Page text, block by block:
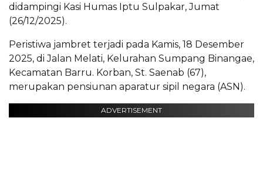
didampingi Kasi Humas Iptu Sulpakar, Jumat
(26/12/2025).
Peristiwa jambret terjadi pada Kamis, 18 Desember
2025, di Jalan Melati, Kelurahan Sumpang Binangae,
Kecamatan Barru. Korban, St. Saenab (67),
merupakan pensiunan aparatur sipil negara (ASN).
ADVERTISEMENT